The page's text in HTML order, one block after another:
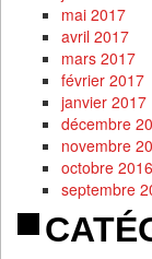
mai 2017
avril 2017
mars 2017
février 2017
janvier 2017
décembre
novembre
octobre 2016
septembre